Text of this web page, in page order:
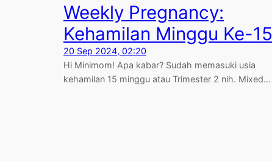
Weekly Pregnancy:
Kehamilan Minggu Ke-15
20 Sep 2024, 02:20
Hi Minimom! Apa kabar? Sudah memasuki usia
kehamilan 15 minggu atau Trimester 2 nih. Mixed…